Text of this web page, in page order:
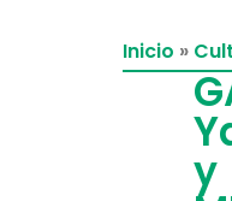
Inicio »
y